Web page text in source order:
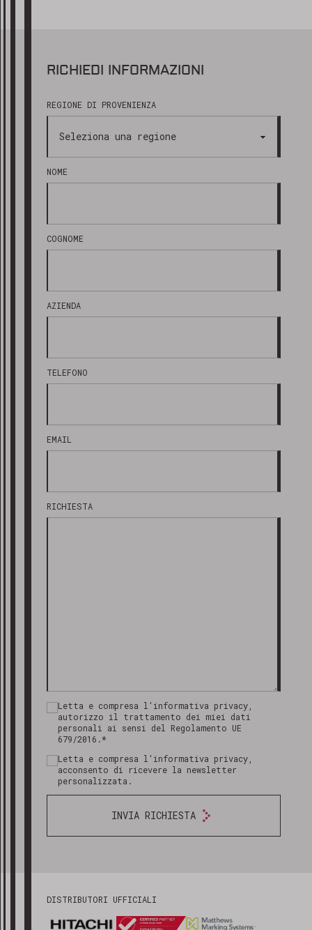
RICHIEDI INFORMAZIONI
REGIONE DI PROVENIENZA
NOME
COGNOME
AZIENDA
TELEFONO
EMAIL
RICHIESTA
Letta e compresa l'informativa privacy,
autorizzo il trattamento dei miei dati
personali ai sensi del Regolamento UE
679/2016.*
Letta e compresa l'informativa privacy,
acconsento di ricevere la newsletter
personalizzata.
INVIA RICHIESTA
DISTRIBUTORI UFFICIALI